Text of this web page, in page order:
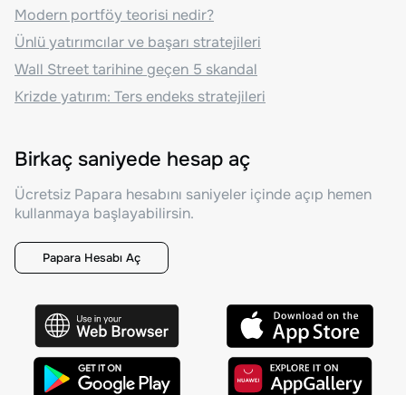
Modern portföy teorisi nedir?
Ünlü yatırımcılar ve başarı stratejileri
Wall Street tarihine geçen 5 skandal
Krizde yatırım: Ters endeks stratejileri
Birkaç saniyede hesap aç
Ücretsiz Papara hesabını saniyeler içinde açıp hemen
kullanmaya başlayabilirsin.
Papara Hesabı Aç